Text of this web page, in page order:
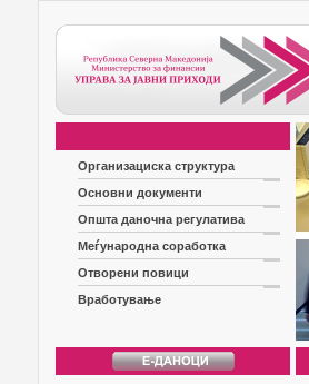
Организациска структура
Основни документи
Општа даночна регулатива
Меѓународна соработка
Отворени повици
Вработување